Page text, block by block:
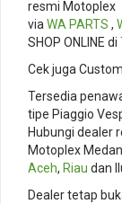
resmi Motoplex
viaWA PARTS ,
SHOP ONLINE di
Cek juga Custom
Tersedia
tipe Piaggio
Hubungi dealer
Motoplex
Aceh, Riau dan
Dealer tetap